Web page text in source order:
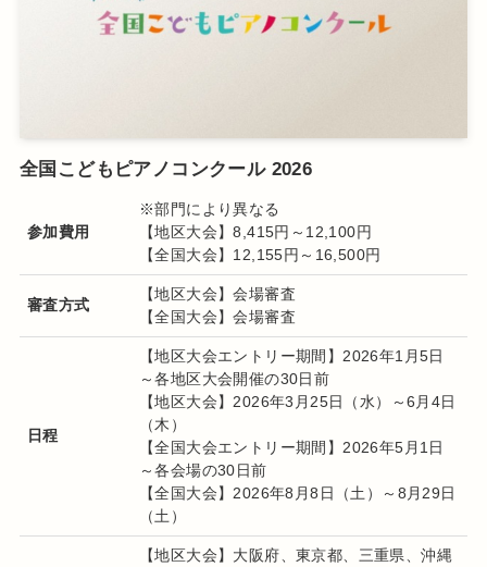
全国こどもピアノコンクール 2026
参加費用
※部門により異なる
【地区大会】8,415円～12,100円
【全国大会】12,155円～16,500円
審査方式
【地区大会】会場審査
【全国大会】会場審査
日程
【地区大会エントリー期間】2026年1月5日
～各地区大会開催の30日前
【地区大会】2026年3月25日（水）～6月4日
（木）
【全国大会エントリー期間】2026年5月1日
～各会場の30日前
【全国大会】2026年8月8日（土）～8月29日
（土）
【地区大会】大阪府、東京都、三重県、沖縄